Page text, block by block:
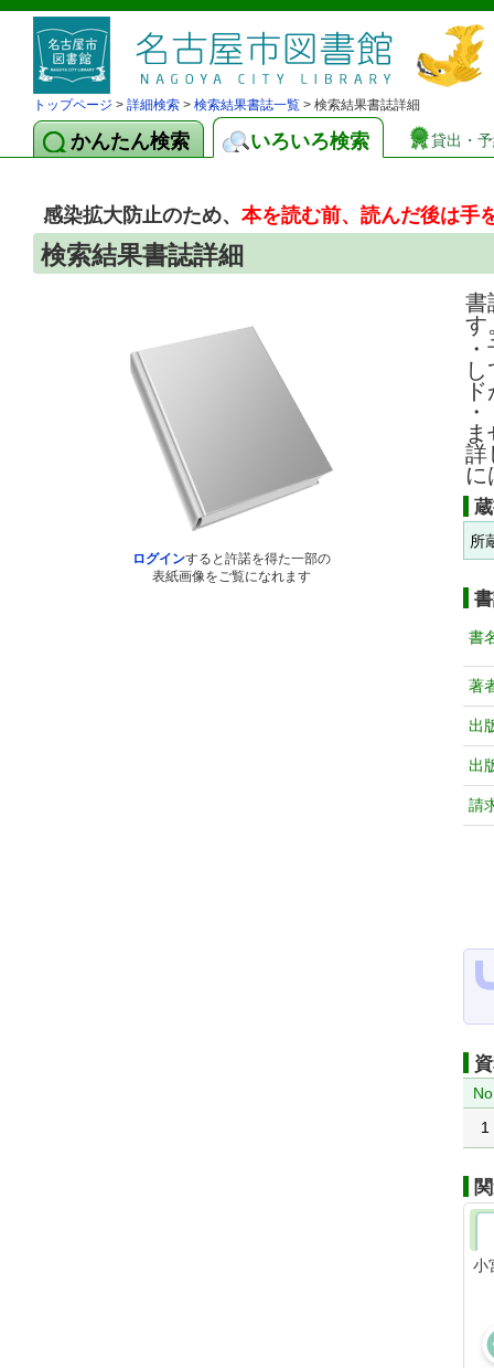
トップページ > 詳細検索 > 検索結果書誌一覧 > 検索結果書誌詳細
かんたん検索 いろいろ検索 貸出・
感染拡大防止のため、本を読む前、読んだ後は手
検索結果書誌詳細
ログインすると許諾を得た一部の
表紙画像をご覧になれます
書
す
詳
に
所
書
著
出
出
請
1
小